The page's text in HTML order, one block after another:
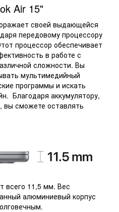
Air 15"
своей выдающейся
передовому процессору
процессор обеспечивает
в работе с
сложности. Вы
мультимедийный
программы и искать
Благодаря аккумулятору,
вы сможете оставлять
всего 11,5 мм. Вес
алюминиевый корпус